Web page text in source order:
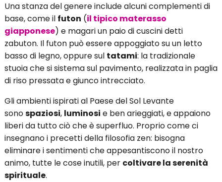
Una stanza del genere include alcuni complementi di
base, come il futon (il tipico materasso
giapponese) e magari un paio di cuscini detti
zabuton. Il futon può essere appoggiato su un letto
basso di legno, oppure sul tatami: la tradizionale
stuoia che si sistema sul pavimento, realizzata in paglia
di riso pressata e giunco intrecciato.
Gli ambienti ispirati al Paese del Sol Levante
sonospaziosi, luminosi e ben arieggiati, e appaiono
liberi da tutto ciò che è superfluo. Proprio come ci
insegnano i precetti della filosofia zen: bisogna
eliminare i sentimenti che appesantiscono il nostro
animo, tutte le cose inutili, per coltivare la serenità
spirituale.